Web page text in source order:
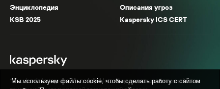
Энциклопедия
Описания угроз
KSB 2025
Kaspersky ICS CERT
* Facebook, Instagram, WhatsApp, Meta AI принадлежат компании Meta,
Мы используем файлы cookie, чтобы сделать работу с сайтом